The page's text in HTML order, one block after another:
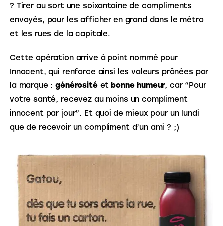
? Tirer au sort une soixantaine de compliments
envoyés, pour les afficher en grand dans le métro
et les rues de la capitale.
Cette opération arrive à point nommé pour
Innocent, qui renforce ainsi les valeurs prônées par
la marque : générosité et bonne humeur, car “Pour
votre santé, recevez au moins un compliment
innocent par jour”. Et quoi de mieux pour un lundi
que de recevoir un compliment d’un ami ? ;)